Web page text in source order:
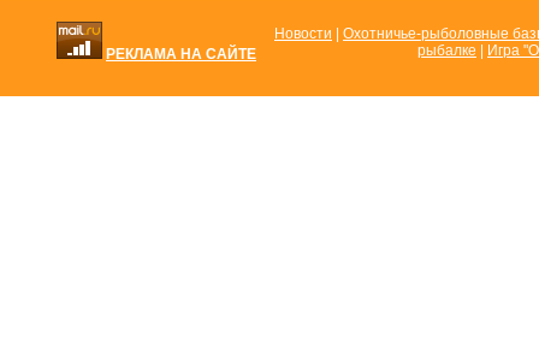
РЕКЛАМА НА САЙТЕ
Новости
Охотничье-рыболовные
рыбалке
Игра